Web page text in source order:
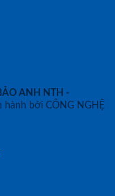
ANH NTH -
hành bởi CÔNG NGHỆ